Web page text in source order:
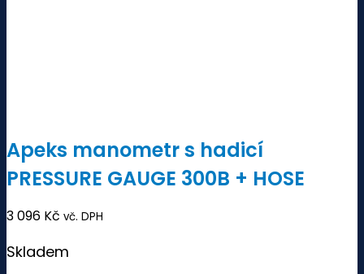
Apeks manometr s hadicí
PRESSURE GAUGE 300B + HOSE
3 096 Kč vč. DPH
Skladem